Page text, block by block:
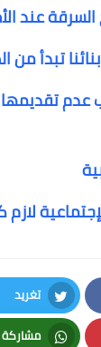
السرقة عند
تبدأ من
عدم
لازم
تغريد
Twitter
مشاركة